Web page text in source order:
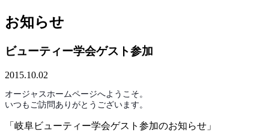
お知らせ
ビューティー学会ゲスト参加
2015.10.02
オージャスホームページへようこそ。
いつもご訪問ありがとうございます。
「岐阜ビューティー学会ゲスト参加のお知らせ」